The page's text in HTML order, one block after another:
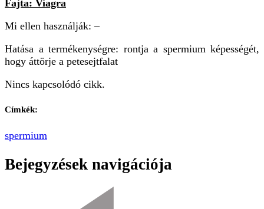
Fajta: Viagra
Mi ellen használják: –
Hatása a termékenységre: rontja a spermium képességét,
hogy áttörje a petesejtfalat
Nincs kapcsolódó cikk.
Címkék:
spermium
Bejegyzések navigációja